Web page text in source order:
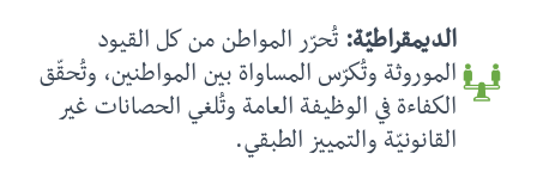
الديمقراطيّة: تُحرّر المواطن من كل القيود
الموروثة وتُكرّس المساواة بين المواطنين، وتُحقّق
الكفاءة في الوظيفة العامة وتُلغي الحصانات غير
القانونيّة والتمييز الطبقي.